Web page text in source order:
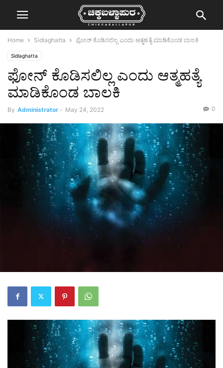
Home Sidlaghatta ಫೋನ್ ಕೊಡಿಸಲಿಲ್ಲ ಎಂದು ಆತ್ಮಹತ್ಯೆ ಮಾಡಿಕೊಂಡ ಬಾಲಕಿ
Sidlaghatta
ಫೋನ್ ಕೊಡಿಸಲಿಲ್ಲ ಎಂದು ಆತ್ಮಹತ್ಯೆ
ಮಾಡಿಕೊಂಡ ಬಾಲಕಿ
By Administrator - May 24, 2022 0